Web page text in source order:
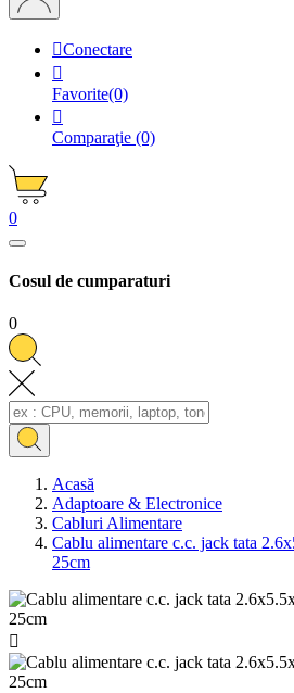
Conectare

Favorite(0)

Comparaţie (0)
0
Cosul de cumparaturi
0
Acasă
Adaptoare & Electronice
Cabluri Alimentare
Cablu alimentare c.c. jack tata
25cm
